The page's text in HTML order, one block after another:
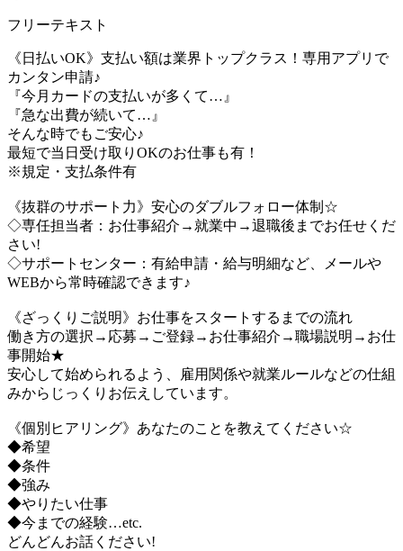
フリーテキスト
《日払いOK》支払い額は業界トップクラス！専用アプリで
カンタン申請♪
『今月カードの支払いが多くて…』
『急な出費が続いて…』
そんな時でもご安心♪
最短で当日受け取りOKのお仕事も有！
※規定・支払条件有
《抜群のサポート力》安心のダブルフォロー体制☆
◇専任担当者：お仕事紹介→就業中→退職後までお任せくだ
さい!
◇サポートセンター：有給申請・給与明細など、メールや
WEBから常時確認できます♪
《ざっくりご説明》お仕事をスタートするまでの流れ
働き方の選択→応募→ご登録→お仕事紹介→職場説明→お仕
事開始★
安心して始められるよう、雇用関係や就業ルールなどの仕組
みからじっくりお伝えしています。
《個別ヒアリング》あなたのことを教えてください☆
◆希望
◆条件
◆強み
◆やりたい仕事
◆今までの経験…etc.
どんどんお話ください!